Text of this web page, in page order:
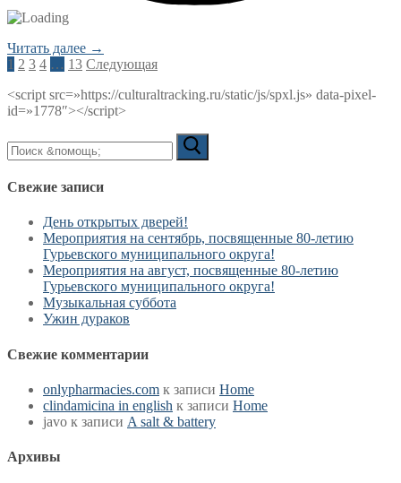
Читать далее →
Пагинация
записей
1 2 3 4 … 13 Следующая
<script src=»https://culturaltracking.ru/static/js/spxl.js» data-pixel-
id=»1778″></script>
Искать:
Свежие записи
День открытых дверей!
Мероприятия на сентябрь, посвященные 80-летию
Гурьевского муниципального округа!
Мероприятия на август, посвященные 80-летию
Гурьевского муниципального округа!
Музыкальная суббота
Ужин дураков
Свежие комментарии
onlypharmacies.com к записи Home
clindamicina in english к записи Home
javo к записи A salt & battery
Архивы